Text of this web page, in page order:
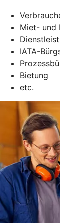
Miet- und
IATA-
Bietung
etc.